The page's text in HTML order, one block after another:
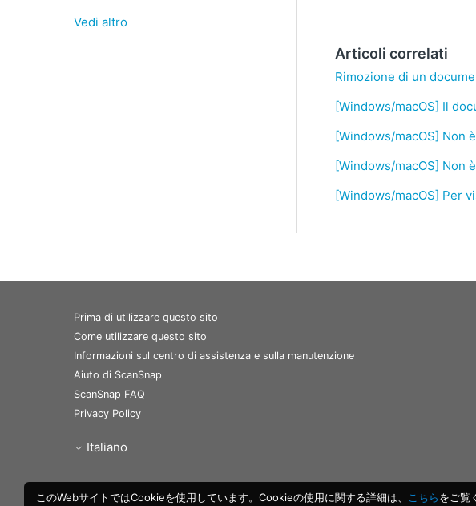
Vedi altro
Articoli correlati
Rimozione di un
[Windows/macOS] Il
[Windows/macOS] Non
[Windows/macOS] Non
[Windows/macOS] Per
Prima di utilizzare questo sito
Come utilizzare questo sito
Informazioni sul centro di assistenza e sulla manutenzione
Aiuto di ScanSnap
ScanSnap FAQ
Privacy Policy
Italiano
このWebサイトではCookieを使用しています。Cookieの使用に関する詳細は、 こちらをご覧